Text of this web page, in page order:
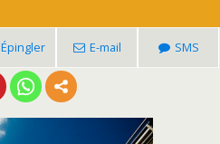
Épingler E-mail SMS